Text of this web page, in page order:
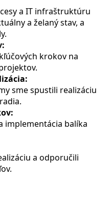
a IT infraštruktúru
a želaný stav, a
krokov na
sme spustili realizáciu
implementácia balíka
a odporučili